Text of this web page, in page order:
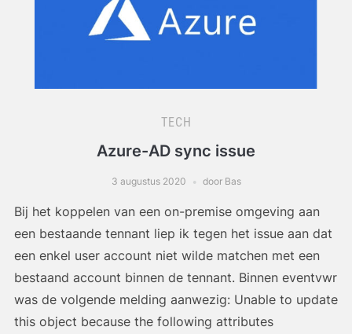
TECH
Azure-AD sync issue
3 augustus 2020 door Bas
Bij het koppelen van een on-premise omgeving aan
een bestaande tennant liep ik tegen het issue aan dat
een enkel user account niet wilde matchen met een
bestaand account binnen de tennant. Binnen eventvwr
was de volgende melding aanwezig: Unable to update
this object because the following attributes